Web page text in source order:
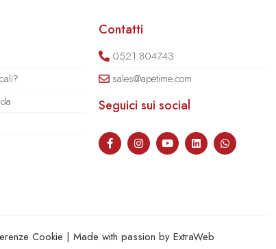
Contatti
0521.804743
sales@apetime.com
Seguici sui social
Cookie | Made with passion by ExtraWeb